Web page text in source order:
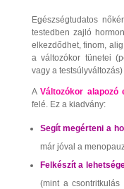
Egészségtudatos
testedben zajló
elkezdődhet, finom,
a változókor tünetei
vagy a
AVáltozókor alapozó
felé. Ez a kiadvány:
Segít megérteni a
már jóval a
Felkészít a
(mint a